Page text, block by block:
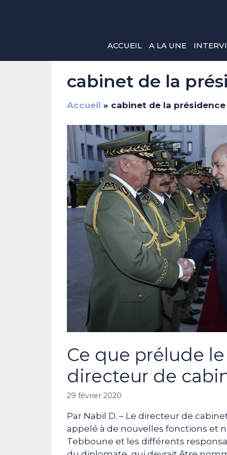
ACCUEIL A LA UNE
cabinet de la
Accueil » cabinet de la présidence
Ce que prélude
directeur de
29 février 2020
Par Nabil D. – Le directeur de
appelé à de nouvelles fonctions et
Tebboune et les différents